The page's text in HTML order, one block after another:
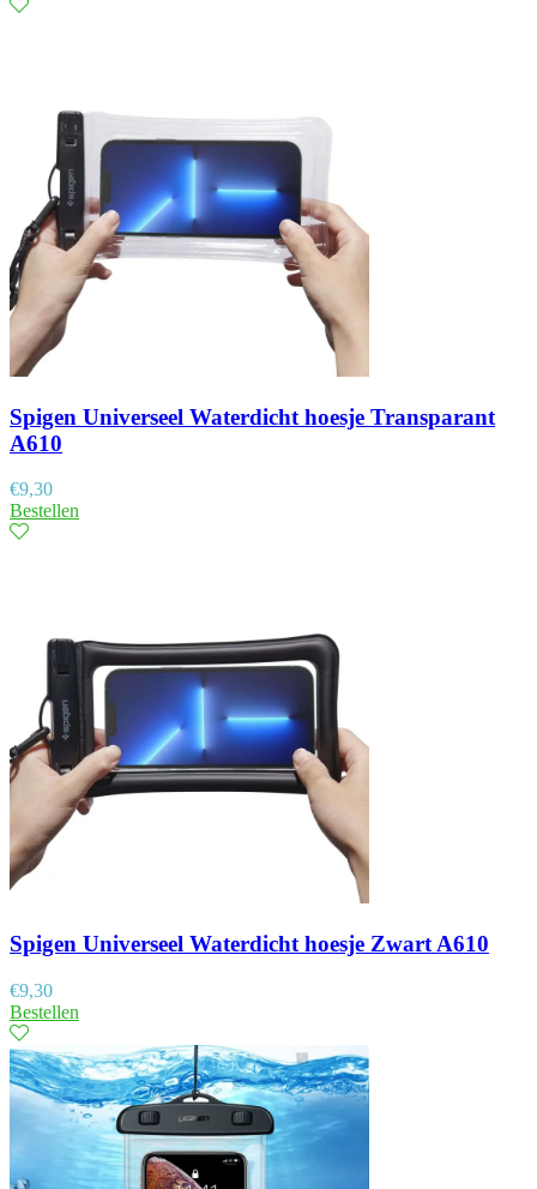
Spigen Universeel Waterdicht hoesje Transparant
A610
€9,30
Bestellen
Spigen Universeel Waterdicht hoesje Zwart A610
€9,30
Bestellen